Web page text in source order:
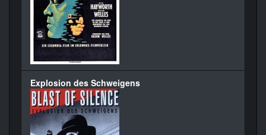
Explosion des Schweigens